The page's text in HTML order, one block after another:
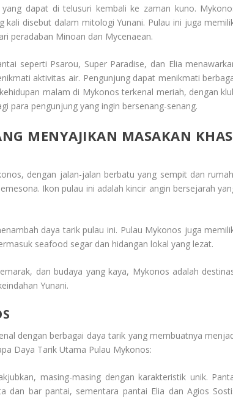
dapat di telusuri kembali ke zaman kuno.
disebut dalam mitologi Yunani. Pulau ini juga
peradaban Minoan dan Mycenaean.
seperti Psarou, Super Paradise, dan Elia
aktivitas air. Pengunjung dapat menikmati
malam di Mykonos terkenal meriah, dengan
para pengunjung yang ingin bersenang-senang.
MENYAJIKAN MASAKAN KHAS
dengan jalan-jalan berbatu yang sempit dan
Ikon pulau ini adalah kincir angin bersejarah
daya tarik pulau ini. Pulau Mykonos juga
seafood segar dan hidangan lokal yang lezat.
dan budaya yang kaya, Mykonos adalah
Yunani.
dengan berbagai daya tarik yang membuatnya
Daya Tarik Utama Pulau Mykonos:
masing-masing dengan karakteristik unik.
dan bar pantai, sementara pantai Elia dan Agios